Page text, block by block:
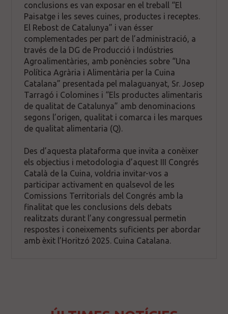
conclusions es van exposar en el treball “El
Paisatge i les seves cuines, productes i receptes.
El Rebost de Catalunya” i van ésser
complementades per part de l’administració, a
través de la DG de Producció i Indústries
Agroalimentàries, amb ponències sobre “Una
Política Agrària i Alimentària per la Cuina
Catalana” presentada pel malaguanyat, Sr. Josep
Tarragó i Colomines i “Els productes alimentaris
de qualitat de Catalunya” amb denominacions
segons l’origen, qualitat i comarca i les marques
de qualitat alimentaria (Q).
Des d’aquesta plataforma que invita a conèixer
els objectius i metodologia d’aquest III Congrés
Català de la Cuina, voldria invitar-vos a
participar activament en qualsevol de les
Comissions Territorials del Congrés amb la
finalitat que les conclusions dels debats
realitzats durant l’any congressual permetin
respostes i coneixements suficients per abordar
amb èxit l’Horitzó 2025. Cuina Catalana.